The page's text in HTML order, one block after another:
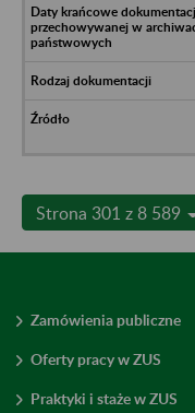
Strona 301 z 8 589
Zamówienia publiczne
Oferty pracy w ZUS
Praktyki i staże w ZUS